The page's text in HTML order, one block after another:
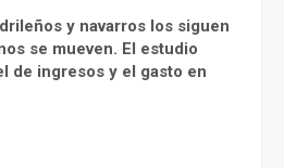
y navarros los siguen
se mueven. El estudio
de ingresos y el gasto en